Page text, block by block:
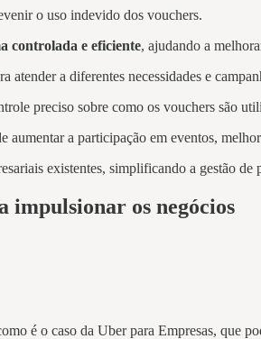
o uso indevido dos vouchers.
controlada e eficiente, ajudando a
atender a diferentes necessidades e
preciso sobre como os vouchers são
a participação em eventos,
existentes, simplificando a gestão de
impulsionar os negócios
é o caso da Uber para Empresas, que